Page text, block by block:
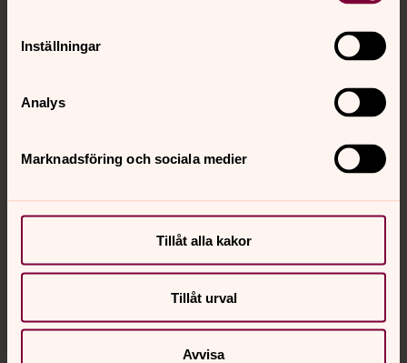
Inställningar
Analys
Marknadsföring och sociala medier
Tillåt alla kakor
Tillåt urval
Avvisa
Hitta snabbt
Sociala kanaler